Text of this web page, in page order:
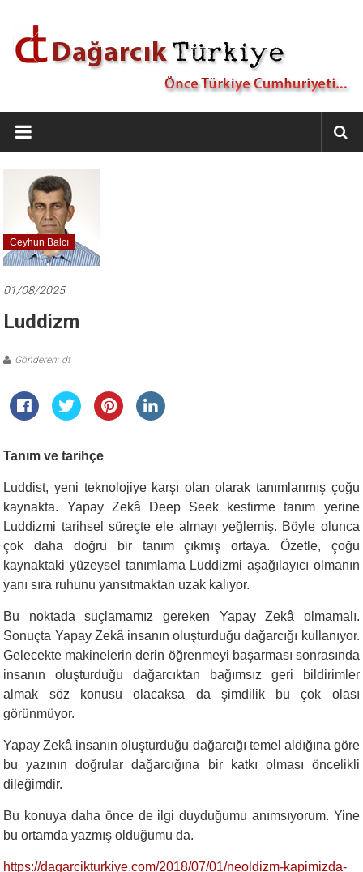
Dağarcık
Türkiye
Türkiye
Cumhuriyeti…
Ceyhun Balcı
01/08/2025
Luddizm
Gönderen: dt
Tanım ve tarihçe
Luddist, yeni teknolojiye karşı olan olarak tanımlanmış çoğu
kaynakta. Yapay Zekâ Deep Seek kestirme tanım yerine
Luddizmi tarihsel süreçte ele almayı yeğlemiş. Böyle olunca
çok daha doğru bir tanım çıkmış ortaya. Özetle, çoğu
kaynaktaki yüzeysel tanımlama Luddizmi aşağılayıcı olmanın
yanı sıra ruhunu yansıtmaktan uzak kalıyor.
Bu noktada suçlamamız gereken Yapay Zekâ olmamalı.
Sonuçta Yapay Zekâ insanın oluşturduğu dağarcığı kullanıyor.
Gelecekte makinelerin derin öğrenmeyi başarması sonrasında
insanın oluşturduğu dağarcıktan bağımsız geri bildirimler
almak söz konusu olacaksa da şimdilik bu çok olası
görünmüyor.
Yapay Zekâ insanın oluşturduğu dağarcığı temel aldığına göre
bu yazının doğrular dağarcığına bir katkı olması öncelikli
dileğimdir.
Bu konuya daha önce de ilgi duyduğumu anımsıyorum. Yine
bu ortamda yazmış olduğumu da.
https://dagarcikturkiye.com/2018/07/01/neoldizm-kapimizda-